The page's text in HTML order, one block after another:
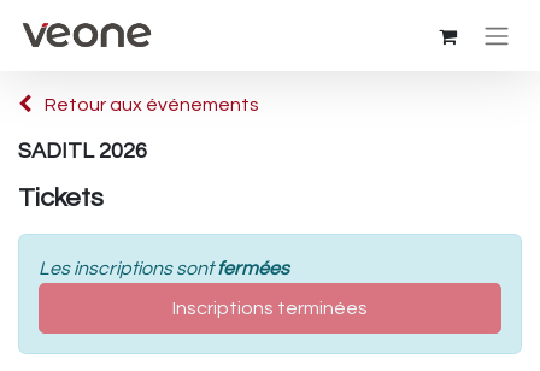
Retour aux événements
SADITL 2026
Tickets
Les inscriptions sontfermées
Inscriptions terminées